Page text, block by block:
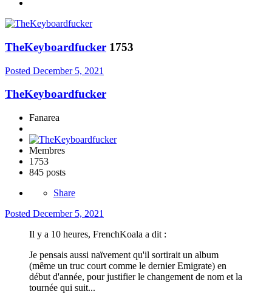
TheKeyboardfucker 1753
Posted December 5, 2021
TheKeyboardfucker
Fanarea
Membres
1753
845 posts
Share
Posted December 5, 2021
Il y a 10 heures, FrenchKoala a dit :
Je pensais aussi naïvement qu'il sortirait un album
(même un truc court comme le dernier Emigrate) en
début d'année, pour justifier le changement de nom et la
tournée qui suit...